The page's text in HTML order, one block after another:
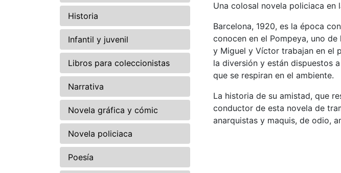
Historia
Infantil y juvenil
Libros para coleccionistas
Narrativa
Novela gráfica y cómic
Novela policiaca
Poesía
Una colosal novela policiaca en
Barcelona, 1920, es la época
conocen en el Pompeya, uno
y Miguel y Víctor trabajan en el
la diversión y están dispuestos
que se respiran en el ambiente.
La historia de su amistad, que
conductor de esta novela de
anarquistas y maquis, de odio,